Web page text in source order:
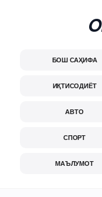
БОШ САҲИФА
ИҚТИСОДИЁТ
АВТО
СПОРТ
МАЪЛУМОТ